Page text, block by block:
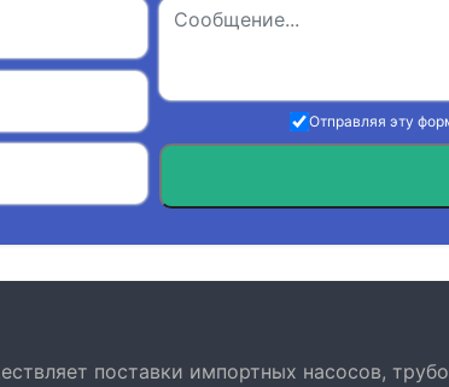
Отправляя эту
поставки импортных насосов,